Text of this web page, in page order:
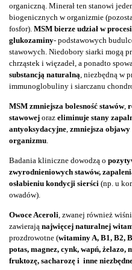
organiczną. Minerał ten stanowi
biogenicznych w organizmie
fosfor). MSM bierze udział w
glukozaminy- podstawowych
stawowych. Niedobory siarki mogą
chrząstek i więzadeł, a ponadto
substancją naturalną, niezbędną w
immunoglobuliny i siarczanu
MSM zmniejsza bolesność stawów,
stawowej oraz eliminuje stany
antyoksydacyjne, zmniejsza
organizmu.
Badania kliniczne dowodzą o
zwyrodnieniowych stawów,
osłabieniu kondycji sierści (np. u
owadów).
Owoce Aceroli, zwanej również
zawierają najwięcej naturalnej
prozdrowotne (witaminy A, B1, B2,
potas, magnez, cynk, wapń, żelazo,
fruktozę, sacharozę i inne